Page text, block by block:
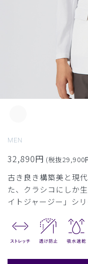
MEN
32,890円 (税抜29,900
古き良き構築美と現
た、クラシコにしか
イトジャージー」シ